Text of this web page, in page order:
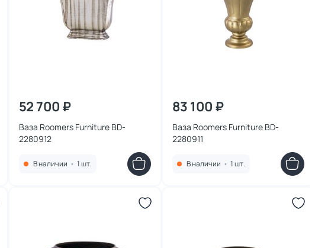
52 700 ₽
Ваза Roomers Furniture BD-
2280912
В наличии • 1 шт.
83 100 ₽
Ваза Roomers Furniture BD-
2280911
В наличии • 1 шт.